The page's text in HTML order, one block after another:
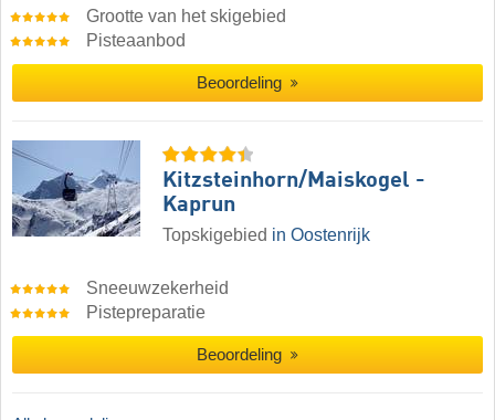
Grootte van het skigebied
Pisteaanbod
Beoordeling
Kitzsteinhorn/​Maiskogel -
Kaprun
Topskigebied in Oostenrijk
Sneeuwzekerheid
Pistepreparatie
Beoordeling